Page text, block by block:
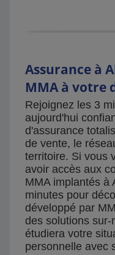
Assurance à
MMA à votre
Rejoignez les 3
aujourd'hui
d'assurance
de vente, le
territoire. Si vous
avoir accès aux
MMA implantés à
minutes pour
développé par
des solutions
étudiera votre
personnelle avec